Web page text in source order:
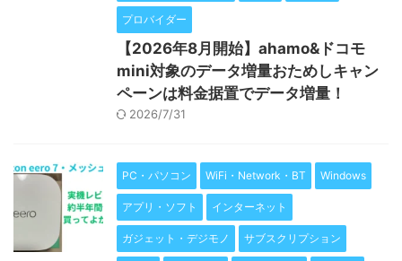
プロバイダー
【2026年8月開始】ahamo&ドコモ
mini対象のデータ増量おためしキャン
ペーンは料金据置でデータ増量！
2026/7/31
PC・パソコン WiFi・Network・BT Windows
アプリ・ソフト インターネット
ガジェット・デジモノ サブスクリプション